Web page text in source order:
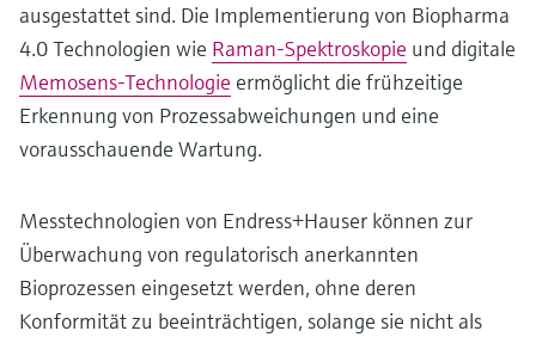
ausgestattet sind. Die Implementierung von Biopharma
4.0 Technologien wie Raman-Spektroskopie und digitale
Memosens-Technologie ermöglicht die frühzeitige
Erkennung von Prozessabweichungen und eine
vorausschauende Wartung.
Messtechnologien von Endress+Hauser können zur
Überwachung von regulatorisch anerkannten
Bioprozessen eingesetzt werden, ohne deren
Konformität zu beeinträchtigen, solange sie nicht als